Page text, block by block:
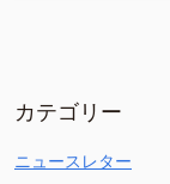
カテゴリー
ニュースレター